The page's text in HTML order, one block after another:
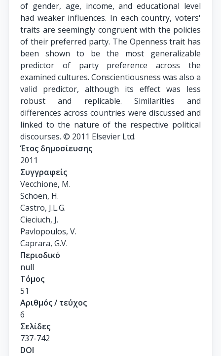
of gender, age, income, and educational level
had weaker influences. In each country, voters'
traits are seemingly congruent with the policies
of their preferred party. The Openness trait has
been shown to be the most generalizable
predictor of party preference across the
examined cultures. Conscientiousness was also a
valid predictor, although its effect was less
robust and replicable. Similarities and
differences across countries were discussed and
linked to the nature of the respective political
discourses. © 2011 Elsevier Ltd.
Έτος δημοσίευσης
2011
Συγγραφείς
Vecchione, M.
Schoen, H.
Castro, J.L.G.
Cieciuch, J.
Pavlopoulos, V.
Caprara, G.V.
Περιοδικό
null
Τόμος
51
Αριθμός / τεύχος
6
Σελίδες
737-742
DOI